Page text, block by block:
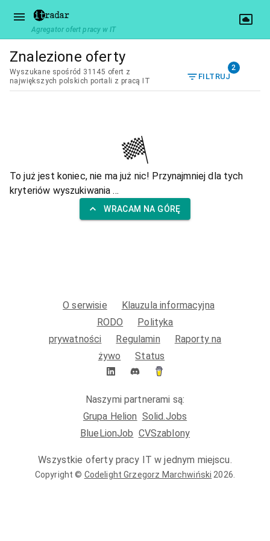
Agregator ofert pracy w IT
Znalezione oferty
Wyszukane spośród 31145 ofert z
największych polskich portali z pracą IT
FILTRUJ
2
To już jest koniec, nie ma już nic! Przynajmniej dla tych
kryteriów wyszukiwania ...
WRACAM NA GÓRĘ
O serwisie
Klauzula informacyjna
RODO
Polityka
prywatności
Regulamin
Raporty na
żywo
Status
Naszymi partnerami są:
Grupa Helion Solid.Jobs
BlueLionJob CVSzablony
Wszystkie oferty pracy IT w jednym miejscu.
Copyright © Codelight Grzegorz Marchwiński 2026